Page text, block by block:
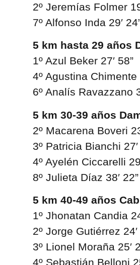
2º Jeremías Folmer
7º Alfonso Inda 29′
5 km hasta 29 años
1º Azul Beker 27′ 58”
4º Agustina Chimente
6º Analís Ravazzano
5 km 30-39 años
2º Macarena Boveri
3º Patricia Bianchi 27′
4º Ayelén Ciccarelli
8º Julieta Díaz 38′ 22”
5 km 40-49 años
1º Jhonatan Candia
2º Jorge Gutiérrez 24′
3º Lionel Moraña 25′
4º Sebastián Belloni